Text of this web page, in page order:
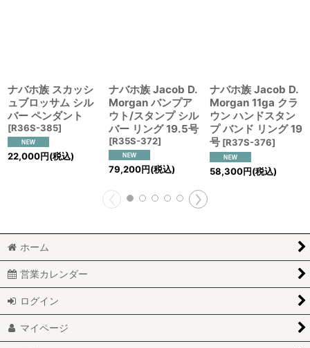
ナバホ族 スカッシ
ュブロッサム シル
バー ペンダント
[R36S-385]
22,000円(税込)
ナバホ族 Jacob D.
Morgan バンプア
ウト/スタンプ シル
バー リング 19.5号
[R35S-372]
79,200円(税込)
ナバホ族 Jacob D.
Morgan 11ga クラ
ウン ハンドスタン
プ バンド リング 19
号 [R37S-376]
58,300円(税込)
ホーム
営業カレンダー
ログイン
マイページ